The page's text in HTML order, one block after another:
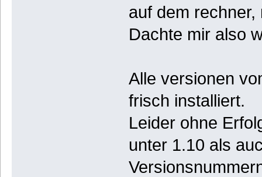
auf dem
Dachte mir also
Alle versionen
frisch installiert.
Leider ohne
unter 1.10 als